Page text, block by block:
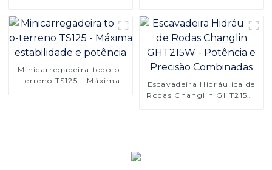
Minicarregadeira todo-o-
terreno TS125 - Máxima
Escavadeira Hidráulica de
Rodas Changlin GHT215W